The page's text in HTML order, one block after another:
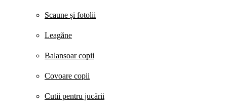
Scaune și fotolii
Leagăne
Balansoar copii
Covoare copii
Cutii pentru jucării